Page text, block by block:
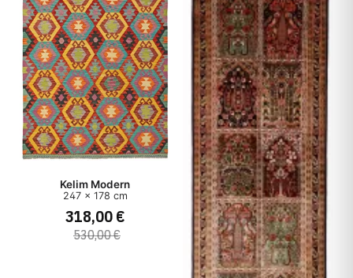
Kelim Modern
247 x 178 cm
318,00 €
530,00 €